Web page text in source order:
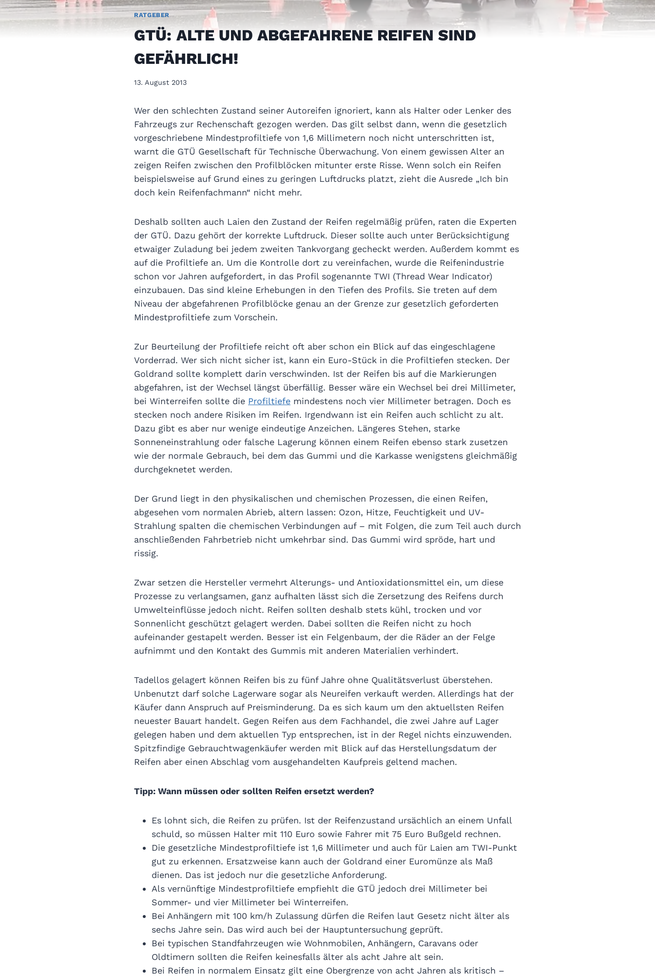
RATGEBER
GTÜ: ALTE UND ABGEFAHRENE REIFEN SIND
GEFÄHRLICH!
13. August 2013
Wer den schlechten Zustand seiner Autoreifen ignoriert, kann als Halter oder Lenker des
Fahrzeugs zur Rechenschaft gezogen werden. Das gilt selbst dann, wenn die gesetzlich
vorgeschriebene Mindestprofiltiefe von 1,6 Millimetern noch nicht unterschritten ist,
warnt die GTÜ Gesellschaft für Technische Überwachung. Von einem gewissen Alter an
zeigen Reifen zwischen den Profilblöcken mitunter erste Risse. Wenn solch ein Reifen
beispielsweise auf Grund eines zu geringen Luftdrucks platzt, zieht die Ausrede „Ich bin
doch kein Reifenfachmann“ nicht mehr.
Deshalb sollten auch Laien den Zustand der Reifen regelmäßig prüfen, raten die Experten
der GTÜ. Dazu gehört der korrekte Luftdruck. Dieser sollte auch unter Berücksichtigung
etwaiger Zuladung bei jedem zweiten Tankvorgang gecheckt werden. Außerdem kommt es
auf die Profiltiefe an. Um die Kontrolle dort zu vereinfachen, wurde die Reifenindustrie
schon vor Jahren aufgefordert, in das Profil sogenannte TWI (Thread Wear Indicator)
einzubauen. Das sind kleine Erhebungen in den Tiefen des Profils. Sie treten auf dem
Niveau der abgefahrenen Profilblöcke genau an der Grenze zur gesetzlich geforderten
Mindestprofiltiefe zum Vorschein.
Zur Beurteilung der Profiltiefe reicht oft aber schon ein Blick auf das eingeschlagene
Vorderrad. Wer sich nicht sicher ist, kann ein Euro-Stück in die Profiltiefen stecken. Der
Goldrand sollte komplett darin verschwinden. Ist der Reifen bis auf die Markierungen
abgefahren, ist der Wechsel längst überfällig. Besser wäre ein Wechsel bei drei Millimeter,
bei Winterreifen sollte die Profiltiefe mindestens noch vier Millimeter betragen. Doch es
stecken noch andere Risiken im Reifen. Irgendwann ist ein Reifen auch schlicht zu alt.
Dazu gibt es aber nur wenige eindeutige Anzeichen. Längeres Stehen, starke
Sonneneinstrahlung oder falsche Lagerung können einem Reifen ebenso stark zusetzen
wie der normale Gebrauch, bei dem das Gummi und die Karkasse wenigstens gleichmäßig
durchgeknetet werden.
Der Grund liegt in den physikalischen und chemischen Prozessen, die einen Reifen,
abgesehen vom normalen Abrieb, altern lassen: Ozon, Hitze, Feuchtigkeit und UV-
Strahlung spalten die chemischen Verbindungen auf – mit Folgen, die zum Teil auch durch
anschließenden Fahrbetrieb nicht umkehrbar sind. Das Gummi wird spröde, hart und
rissig.
Zwar setzen die Hersteller vermehrt Alterungs- und Antioxidationsmittel ein, um diese
Prozesse zu verlangsamen, ganz aufhalten lässt sich die Zersetzung des Reifens durch
Umwelteinflüsse jedoch nicht. Reifen sollten deshalb stets kühl, trocken und vor
Sonnenlicht geschützt gelagert werden. Dabei sollten die Reifen nicht zu hoch
aufeinander gestapelt werden. Besser ist ein Felgenbaum, der die Räder an der Felge
aufnimmt und den Kontakt des Gummis mit anderen Materialien verhindert.
Tadellos gelagert können Reifen bis zu fünf Jahre ohne Qualitätsverlust überstehen.
Unbenutzt darf solche Lagerware sogar als Neureifen verkauft werden. Allerdings hat der
Käufer dann Anspruch auf Preisminderung. Da es sich kaum um den aktuellsten Reifen
neuester Bauart handelt. Gegen Reifen aus dem Fachhandel, die zwei Jahre auf Lager
gelegen haben und dem aktuellen Typ entsprechen, ist in der Regel nichts einzuwenden.
Spitzfindige Gebrauchtwagenkäufer werden mit Blick auf das Herstellungsdatum der
Reifen aber einen Abschlag vom ausgehandelten Kaufpreis geltend machen.
Tipp: Wann müssen oder sollten Reifen ersetzt werden?
Es lohnt sich, die Reifen zu prüfen. Ist der Reifenzustand ursächlich an einem Unfall
schuld, so müssen Halter mit 110 Euro sowie Fahrer mit 75 Euro Bußgeld rechnen.
Die gesetzliche Mindestprofiltiefe ist 1,6 Millimeter und auch für Laien am TWI-Punkt
gut zu erkennen. Ersatzweise kann auch der Goldrand einer Euromünze als Maß
dienen. Das ist jedoch nur die gesetzliche Anforderung.
Als vernünftige Mindestprofiltiefe empfiehlt die GTÜ jedoch drei Millimeter bei
Sommer- und vier Millimeter bei Winterreifen.
Bei Anhängern mit 100 km/h Zulassung dürfen die Reifen laut Gesetz nicht älter als
sechs Jahre sein. Das wird auch bei der Hauptuntersuchung geprüft.
Bei typischen Standfahrzeugen wie Wohnmobilen, Anhängern, Caravans oder
Oldtimern sollten die Reifen keinesfalls älter als acht Jahre alt sein.
Bei Reifen in normalem Einsatz gilt eine Obergrenze von acht Jahren als kritisch –